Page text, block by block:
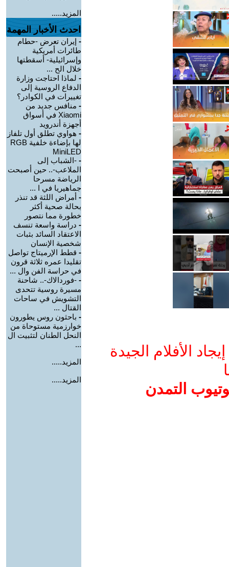
الأفلام الجيدة
التمدن
المزيد.....
احدث الأخبار المهمة
- إيران تعرض -حطام
طائرات أمريكية
وإسرائيلية- أسقطتها
خلال الح ...
- لماذا احتاجت وزارة
الدفاع الروسية إلى
تغييرات في الكوادر؟
- منافس جديد من
Xiaomi في أسواق
أجهزة أندرويد
- هواوي تطلق أول تلفاز
لها بإضاءة خلفية RGB
MiniLED
- -الشباب إلى
الملاعب-.. حين أصبحت
الرياضة مسرحا
جماهيريا في ا ...
- أمراض اللثة قد تنذر
بحالة صحية أكثر
خطورة مما نتصور
- دراسة واسعة تنسف
الاعتقاد السائد بثبات
شخصية الإنسان
- قطط الإرميتاج تواصل
تقليدا عمره ثلاثة قرون
في حراسة الفن وال ...
- -فوردالاك-.. شاحنة
مسيرة روسية تتحدى
التشويش في ساحات
القتال ...
- باحثون روس يطورون
خوارزمية مستوحاة من
النحل الطنان لتثبيت ال
...
المزيد.....
المزيد.....